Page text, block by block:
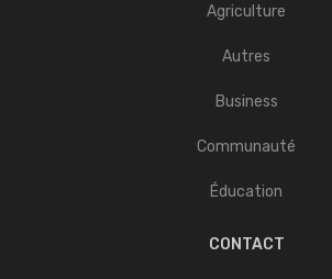
Agriculture
Autres
Business
Communauté
Éducation
CONTACT